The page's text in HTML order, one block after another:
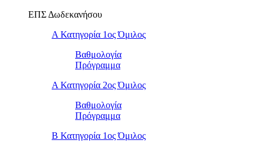
ΕΠΣ Δωδεκανήσου
Α Κατηγορία 1ος Όμιλος
Βαθμολογία
Πρόγραμμα
Α Κατηγορία 2ος Όμιλος
Βαθμολογία
Πρόγραμμα
Β Κατηγορία 1ος Όμιλος